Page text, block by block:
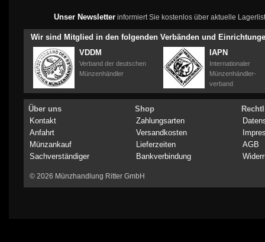
Unser Newsletterinformiert Sie kostenlos über aktuelle
Wir sind Mitglied in den folgenden Verbänden und
VDDM
Verband der deutschen
Münzenhändler
IAPN
Internationaler
Münzenhändler-
verband
Über uns
Kontakt
Anfahrt
Münzankauf
Sachverständiger
Shop
Zahlungsarten
Versandkosten
Lieferzeiten
Bankverbindung
AGB
© 2026 Münzhandlung Ritter GmbH